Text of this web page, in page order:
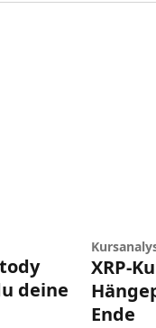
deine
XRP-
Ende